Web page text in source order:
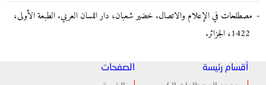
مصطلحات في الإعلام والاتصال. خضير شعبان، دار اللسان العربي. الطبعة الأولى،
1422، الجزائر.
أقسام رئيسة الصفحات